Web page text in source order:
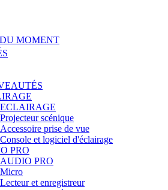
MOMENT
ECLAIRAGE
Projecteur scénique
Accessoire prise de vue
Console et logiciel d'éclairage
PRO
AUDIO PRO
Micro
Lecteur et enregistreur